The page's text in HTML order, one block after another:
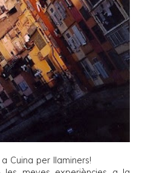
Cuina per llaminers!